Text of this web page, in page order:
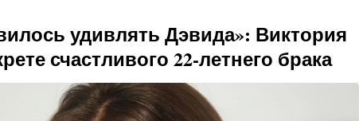
удивлять Дэвида»: Виктория
счастливого 22-летнего брака